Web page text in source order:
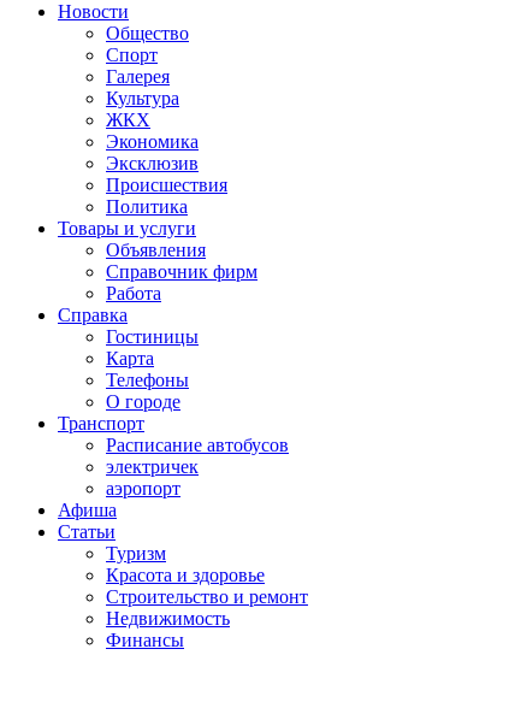
Новости
Общество
Спорт
Галерея
Культура
ЖКХ
Экономика
Эксклюзив
Проиcшествия
Политика
Товары и услуги
Объявления
Справочник фирм
Работа
Справка
Гостиницы
Карта
Телефоны
О городе
Транспорт
Расписание автобусов
электричек
аэропорт
Афиша
Статьи
Туризм
Красота и здоровье
Строительство и ремонт
Недвижимость
Финансы